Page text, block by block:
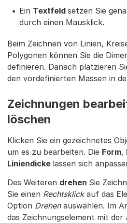
Ein Textfeld setzen Sie
durch einen Mausklick.
Beim Zeichnen von Linien,
Polygonen können Sie die
definieren. Danach platzieren
den vordefinierten Massen in
Zeichnungen
löschen
Klicken Sie ein gezeichnetes
um es zu bearbeiten. Die Form,
Liniendicke lassen sich
Des Weiteren drehen Sie
Sie einen Rechtsklick auf das
Option Drehen auswählen. Im
das Zeichnungselement mit der